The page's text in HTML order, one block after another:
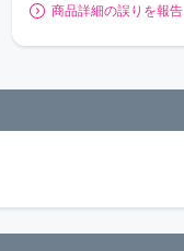
商品詳細の誤りを報告